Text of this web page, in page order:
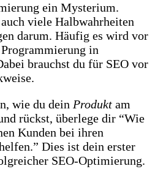
ein Mysterium.
viele Halbwahrheiten
darum. Häufig es wird vor
in
brauchst du für SEO vor
wie du dein Produkt am
rückst, überlege dir “Wie
Kunden bei ihren
Dies ist dein erster
SEO-Optimierung.